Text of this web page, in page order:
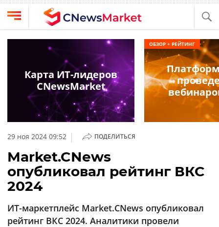
Выбрать
провайдера
Компании
обзоры
кабинет
О
проекте
Аналитика
CNews
Конференции
Техника
29 ноя 2024 09:52 | ПОДЕЛИТЬСЯ
Market.CNews
опубликовал рейтинг ВКС
2024
ИТ-маркетплейс Market.CNews опубликовал
рейтинг ВКС 2024. Аналитики провели
Карта ИТ-лидеров
CNewsMarket
ОБЗОР + РЕЙТИНГ